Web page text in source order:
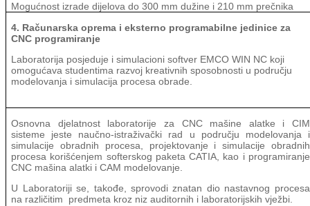
Mogućnost izrade dijelova do 300 mm dužine i 210 mm prečnika
4. Računarska oprema i eksterno programabilne jedinice za
CNC programiranje
Laboratorija posjeduje i simulacioni softver EMCO WIN NC koji
omogućava studentima razvoj kreativnih sposobnosti u području
modelovanja i simulacija procesa obrade.
Osnovna djelatnost laboratorije za CNC mašine alatke i CIM
sisteme jeste naučno-istraživački rad u području modelovanja i
simulacije obradnih procesa, projektovanje i simulacije obradnih
procesa korišćenjem softerskog paketaCATIA, kao i programiranje
CNC mašina alatki iCAM modelovanje.
U Laboratoriji se, takođe, sprovodi znatan dio nastavnog procesa
na različitim predmeta kroz niz auditornih i laboratorijskih vježbi.